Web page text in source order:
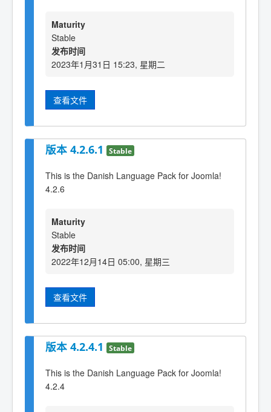
Maturity
Stable
发布时间
2023年1月31日 15:23, 星期二
查看文件
版本 4.2.6.1 Stable
This is the Danish Language Pack for Joomla!
4.2.6
Maturity
Stable
发布时间
2022年12月14日 05:00, 星期三
查看文件
版本 4.2.4.1 Stable
This is the Danish Language Pack for Joomla!
4.2.4